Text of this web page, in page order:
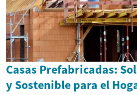
Casas Prefabricadas:
y Sostenible para el